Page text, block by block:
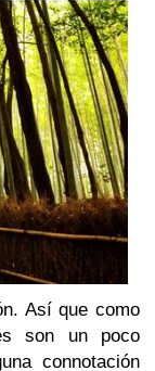
Así que como
son un poco
connotación